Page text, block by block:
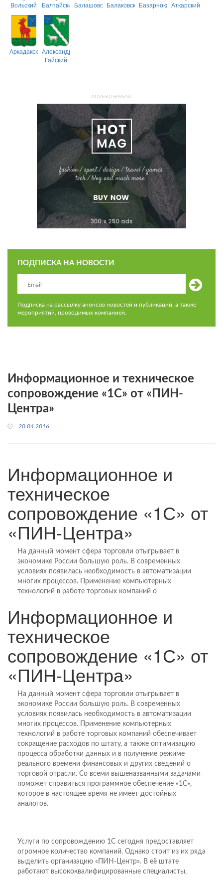
Вольский БалтайскийБалашовскийБалаковскийБазарнокарабулакский
Аткарский
АркадакскийАлександрово-
Гайский
ADVERTISEMENT
ПОДПИСКА НА НОВОСТИ
Подписка на рассылку анонсов новостей и публикаций, а также
мероприятий, проводимых компанией.
Информационное и техническое
сопровождение «1С» от «ПИН-
Центра»
20.04.2016
Информационное и
техническое
сопровождение «1С» от
«ПИН-Центра»
На данный момент сфера торговли отыгрывает в
экономике России большую роль. В современных
условиях появилась необходимость в автоматизации
многих процессов. Применение компьютерных
технологий в работе торговых компаний о
Информационное и
техническое
сопровождение «1С» от
«ПИН-Центра»
На данный момент сфера торговли отыгрывает в
экономике России большую роль. В современных
условиях появилась необходимость в автоматизации
многих процессов. Применение компьютерных
технологий в работе торговых компаний обеспечивает
сокращение расходов по штату, а также оптимизацию
процесса обработки данных и в получение режиме
реального времени финансовых и других сведений о
торговой отрасли. Со всеми вышеназванными задачами
поможет справиться программное обеспечение «1С»,
которое в настоящее время не имеет достойных
аналогов.
Услуги по сопровождению 1С сегодня предоставляет
огромное количество компаний. Однако стоит из их ряда
выделить организацию «ПИН-Центр». В её штате
работают высококвалифицированные специалисты,